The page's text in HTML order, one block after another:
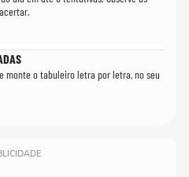
monte o tabuleiro letra por letra, no seu